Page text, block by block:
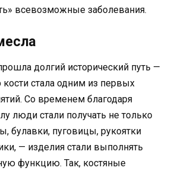
всевозможные заболевания.
долгий исторический путь —
стала одним из первых
Со временем благодаря
люди стали получать не только
булавки, пуговицы, рукоятки
— изделия стали выполнять
функцию. Так, костяные